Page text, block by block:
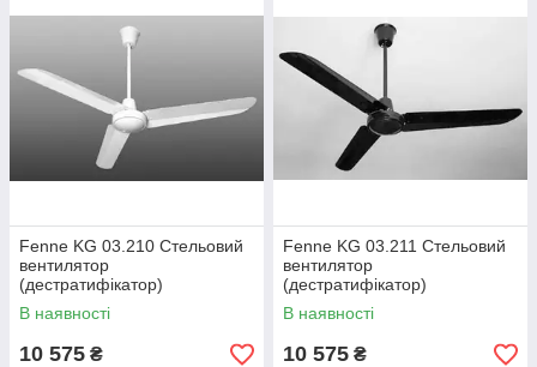
Fenne KG 03.210 Стельовий
вентилятор
(дестратифікатор)
промислово/побутового
призначення, білий
В наявності
10 575 ₴
Fenne KG 03.211 Стельовий
вентилятор
(дестратифікатор)
промислово/побутового
призначення, чорний
В наявності
10 575 ₴